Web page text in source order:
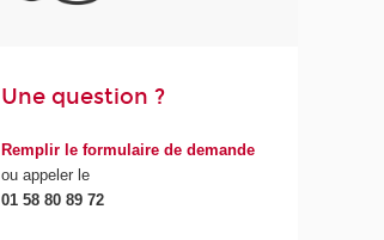
Une question ?
Remplir le formulaire de demande
ou appeler le
01 58 80 89 72